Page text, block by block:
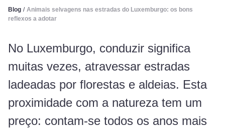
Blog / Animais selvagens nas estradas do Luxemburgo: os bons
reflexos a adotar
No Luxemburgo, conduzir significa
muitas vezes, atravessar estradas
ladeadas por florestas e aldeias. Esta
proximidade com a natureza tem um
preço: contam-se todos os anos mais